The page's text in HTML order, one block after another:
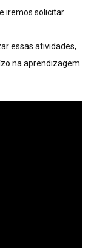
iremos solicitar
essas atividades,
na aprendizagem.